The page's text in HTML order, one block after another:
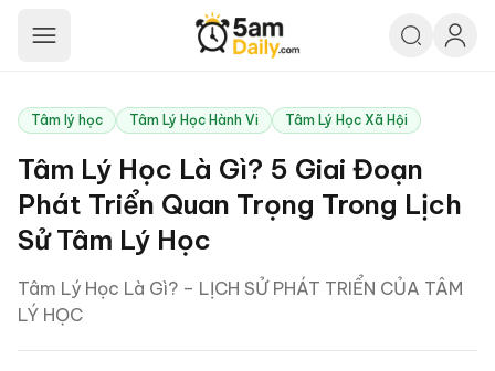
5am Daily
Tâm lý học Tâm Lý Học Hành Vi Tâm Lý Học Xã Hội
Tâm Lý Học Là Gì? 5 Giai Đoạn
Phát Triển Quan Trọng Trong Lịch
Sử Tâm Lý Học
Tâm Lý Học Là Gì? – LỊCH SỬ PHÁT TRIỂN CỦA TÂM
LÝ HỌC